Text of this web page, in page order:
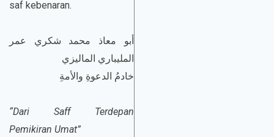
saf kebenaran.
أبو معاذ محمد شكري عمر
المليباري الماليزي
خادمُ الدعوةِ والأمةِ
“Dari Saff Terdepan
Pemikiran Umat”